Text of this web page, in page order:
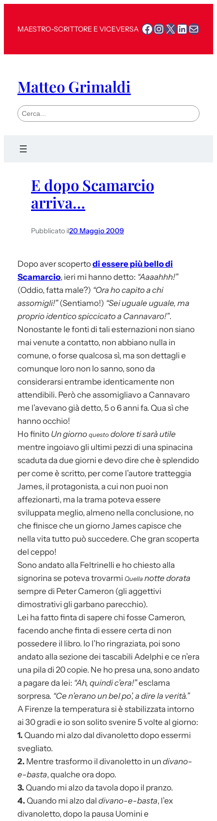
MAESTRO-SCRITTORE E VICEVERSA Facebook
Instagram
X Mail
Matteo Grimaldi
S
e
E dopo Scamarcio
arriva…
Pubblicato il20 Maggio 2009
Dopo aver scopertodi essere più bello di
Scamarcio, ieri mi hanno detto: “Aaaahhh!”
(Oddio, fatta male?) “Ora ho capito a chi
assomigli!”(Sentiamo!) “Sei uguale uguale, ma
proprio identico spiccicato a Cannavaro!”.
Nonostante le fonti di tali esternazioni non siano
mai venute a contatto, non abbiano nulla in
comune, o forse qualcosa sì, ma son dettagli e
comunque loro non lo sanno, sono da
considerarsi entrambe identicamente non
attendibili. Però che assomigliavo a Cannavaro
me l’avevano già detto, 5 o 6 anni fa. Qua sì che
hanno occhio!
Ho finito Un giornoquesto dolore ti sarà utile
mentre ingoiavo gli ultimi pezzi di una spinacina
scaduta da due giorni e devo dire che è splendido
per come è scritto, per come l’autore tratteggia
James, il protagonista, a cui non puoi non
affezionarti, ma la trama poteva essere
sviluppata meglio, almeno nella conclusione, no
che finisce che un giorno James capisce che
nella vita tutto può succedere. Che gran scoperta
del ceppo!
Sono andato alla Feltrinelli e ho chiesto alla
signorina se poteva trovarmi Quellanotte dorata
sempre di Peter Cameron (gli aggettivi
dimostrativi gli garbano parecchio).
Lei ha fatto finta di sapere chi fosse Cameron,
facendo anche finta di essere certa di non
possedere il libro. Io l’ho ringraziata, poi sono
andato alla sezione dei tascabili Adelphi e ce n’era
una pila di 20 copie. Ne ho presa una, sono andato
a pagare da lei: “Ah, quindi c’era!”esclama
sorpresa. “Ce n’erano un bel po’, a dire la verità.”
A Firenze la temperatura si è stabilizzata intorno
ai 30 gradi e io son solito svenire 5 volte al giorno:
1. Quando mi alzo dal divanoletto dopo essermi
svegliato.
2. Mentre trasformo il divanoletto in un divano-
e-basta, qualche ora dopo.
3. Quando mi alzo da tavola dopo il pranzo.
4. Quando mi alzo dal divano-e-basta, l’ex
divanoletto, dopo la pausa Uomini e